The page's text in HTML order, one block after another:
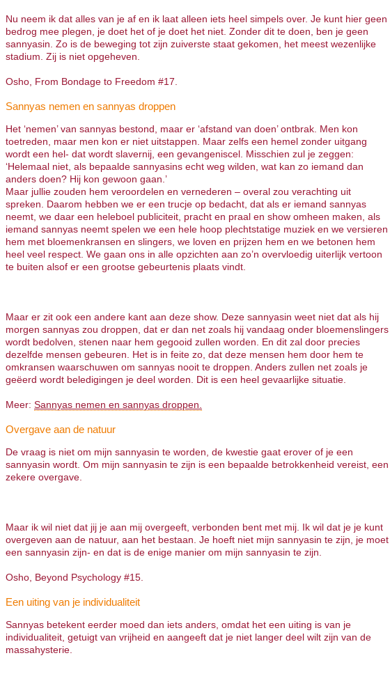
Nu neem ik dat alles van je af en ik laat alleen iets heel simpels over. Je kunt hier geen
bedrog mee plegen, je doet het of je doet het niet. Zonder dit te doen, ben je geen
sannyasin. Zo is de beweging tot zijn zuiverste staat gekomen, het meest wezenlijke
stadium. Zij is niet opgeheven.
Osho, From Bondage to Freedom #17.
Sannyas nemen en sannyas droppen
Het ‘nemen’ van sannyas bestond, maar er ‘afstand van doen’ ontbrak. Men kon
toetreden, maar men kon er niet uitstappen. Maar zelfs een hemel zonder uitgang
wordt een hel- dat wordt slavernij, een gevangeniscel. Misschien zul je zeggen:
‘Helemaal niet, als bepaalde sannyasins echt weg wilden, wat kan zo iemand dan
anders doen? Hij kon gewoon gaan.’
Maar jullie zouden hem veroordelen en vernederen – overal zou verachting uit
spreken. Daarom hebben we er een trucje op bedacht, dat als er iemand sannyas
neemt, we daar een heleboel publiciteit, pracht en praal en show omheen maken, als
iemand sannyas neemt spelen we een hele hoop plechtstatige muziek en we versieren
hem met bloemenkransen en slingers, we loven en prijzen hem en we betonen hem
heel veel respect. We gaan ons in alle opzichten aan zo’n overvloedig uiterlijk vertoon
te buiten alsof er een grootse gebeurtenis plaats vindt.
Maar er zit ook een andere kant aan deze show. Deze sannyasin weet niet dat als hij
morgen sannyas zou droppen, dat er dan net zoals hij vandaag onder bloemenslingers
wordt bedolven, stenen naar hem gegooid zullen worden. En dit zal door precies
dezelfde mensen gebeuren. Het is in feite zo, dat deze mensen hem door hem te
omkransen waarschuwen om sannyas nooit te droppen. Anders zullen net zoals je
geëerd wordt beledigingen je deel worden. Dit is een heel gevaarlijke situatie.
Meer: Sannyas nemen en sannyas droppen.
Overgave aan de natuur
De vraag is niet om mijn sannyasin te worden, de kwestie gaat erover of je een
sannyasin wordt. Om mijn sannyasin te zijn is een bepaalde betrokkenheid vereist, een
zekere overgave.
Maar ik wil niet dat jij je aan mij overgeeft, verbonden bent met mij. Ik wil dat je je kunt
overgeven aan de natuur, aan het bestaan. Je hoeft niet mijn sannyasin te zijn, je moet
een sannyasin zijn- en dat is de enige manier om mijn sannyasin te zijn.
Osho, Beyond Psychology #15.
Een uiting van je individualiteit
Sannyas betekent eerder moed dan iets anders, omdat het een uiting is van je
individualiteit, getuigt van vrijheid en aangeeft dat je niet langer deel wilt zijn van de
massahysterie.